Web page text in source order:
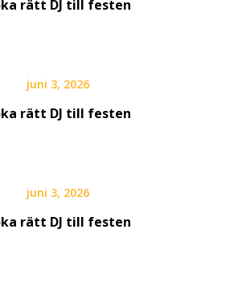
rätt DJ till festen
juni 3, 2026
rätt DJ till festen
juni 3, 2026
rätt DJ till festen